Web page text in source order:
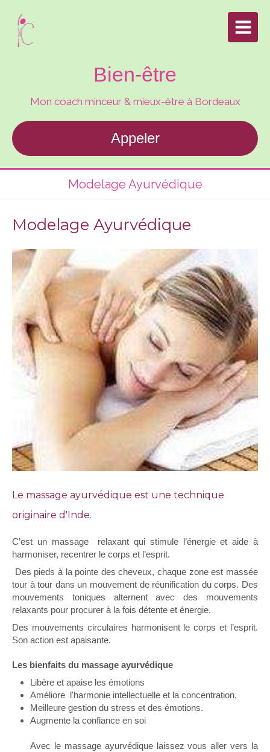
Bien-être
Mon coach minceur & mieux-être à Bordeaux
Appeler
Modelage Ayurvédique
Modelage Ayurvédique
Le massage ayurvédique est une technique
originaire d'Inde.
C’est un massage relaxant qui stimule l’énergie et aide à
harmoniser, recentrer le corps et l’esprit.
Des pieds à la pointe des cheveux, chaque zone est massée
tour à tour dans un mouvement de réunification du corps. Des
mouvements toniques alternent avec des mouvements
relaxants pour procurer à la fois détente et énergie.
Des mouvements circulaires harmonisent le corps et l’esprit.
Son action est apaisante.
Les bienfaits du massage ayurvédique
Libère et apaise les émotions
Améliore l'harmonie intellectuelle et la concentration,
Meilleure gestion du stress et des émotions.
Augmente la confiance en soi
Avec le massage ayurvédique laissez vous aller vers la